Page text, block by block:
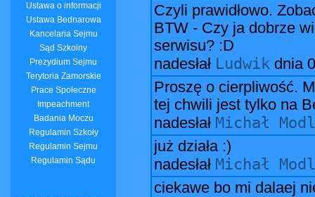
Ustawa o informacji
Ustawa Bednarowa
Kancelaria Sejmu
Sąd Szkolny
Prezydium Sejmu
Terytoria Zamorskie
Prace Społeczne
Impeachment
Badania Moczu
Regulamin Szkoły
Regulamin Sejmu
Regulamin Sądu
Czyli prawidłowo.
BTW - Czy ja dobrze
serwisu? :D
nadesłał Ludwik dnia
Proszę o cierpliwość.
tej chwili jest tylko na
nadesłał Michał
już działa :)
nadesłał Michał
ciekawe bo mi dalaej